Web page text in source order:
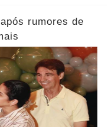
rumores de